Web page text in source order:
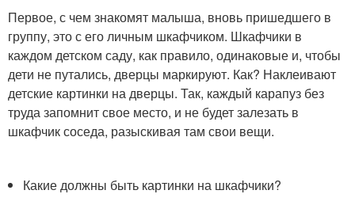
Первое, с чем знакомят малыша, вновь пришедшего в
группу, это с его личным шкафчиком. Шкафчики в
каждом детском саду, как правило, одинаковые и, чтобы
дети не путались, дверцы маркируют. Как? Наклеивают
детские картинки на дверцы. Так, каждый карапуз без
труда запомнит свое место, и не будет залезать в
шкафчик соседа, разыскивая там свои вещи.
Какие должны быть картинки на шкафчики?